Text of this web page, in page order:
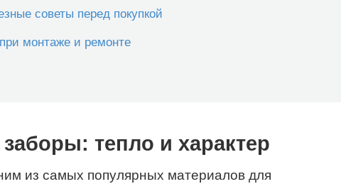
советы перед покупкой
монтаже и ремонте
тепло и характер
из самых популярных материалов для